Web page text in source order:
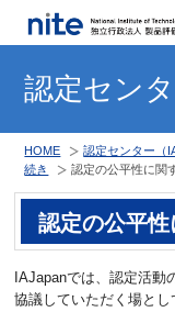
認定セン
HOME 認定センター（
続き
認定の公平性に関
認定の公平
IAJapanでは、認定活動
協議していただく場と